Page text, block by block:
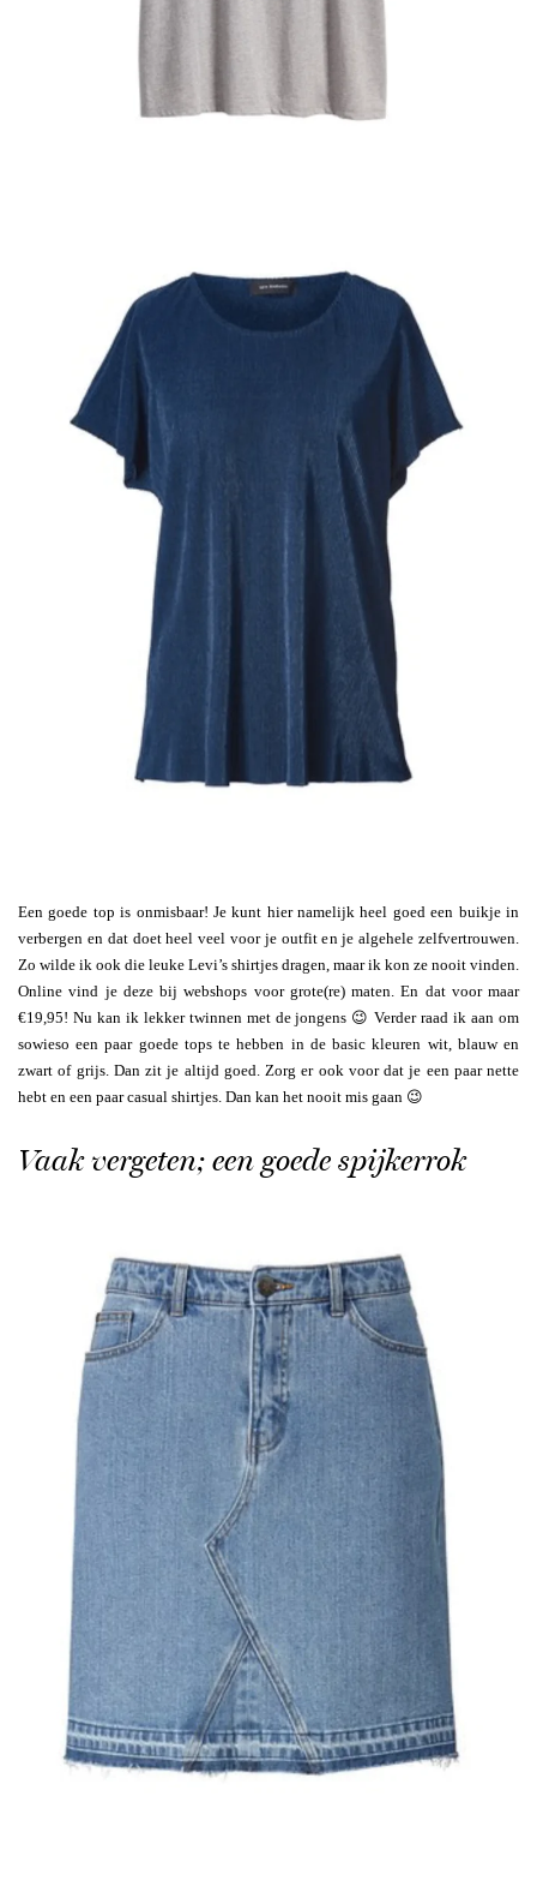
Een goede top is onmisbaar! Je kunt hier namelijk heel goed een buikje in
verbergen en dat doet heel veel voor je outfit en je algehele zelfvertrouwen.
Zo wilde ik ook die leuke Levi’s shirtjes dragen, maar ik kon ze nooit vinden.
Online vind je deze bij webshops voor grote(re) maten. En dat voor maar
€19,95! Nu kan ik lekker twinnen met de jongens 😉 Verder raad ik aan om
sowieso een paar goede tops te hebben in de basic kleuren wit, blauw en
zwart of grijs. Dan zit je altijd goed. Zorg er ook voor dat je een paar nette
hebt en een paar casual shirtjes. Dan kan het nooit mis gaan 😉
Vaak vergeten; een goede spijkerrok